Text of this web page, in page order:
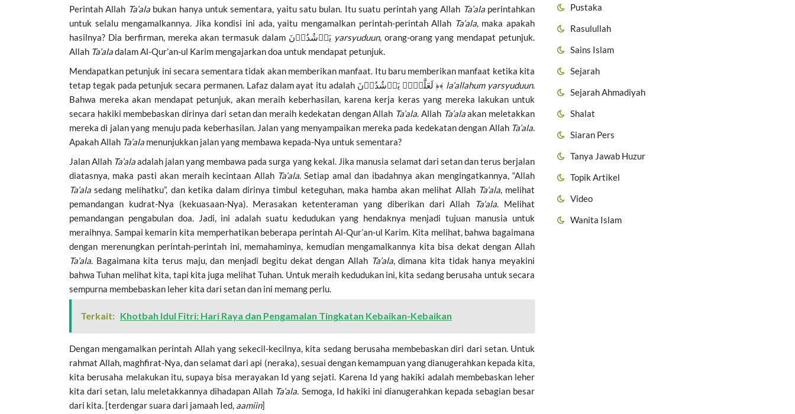
Pustaka
Rasulullah
Sains Islam
Sejarah
Sejarah Ahmadiyah
Shalat
Siaran Pers
Tanya Jawab Huzur
Topik Artikel
Video
Wanita Islam
Perintah Allah Ta’alabukan hanya untuk sementara, yaitu satu bulan. Itu suatu perintah yang Allah Ta’alaperintahkan
untuk selalu mengamalkannya. Jika kondisi ini ada, yaitu mengamalkan perintah-perintah Allah Ta’ala, maka apakah
hasilnya? Dia berfirman, mereka akan termasuk dalam یَرۡشُدُوۡنَ yarsyuduun, orang-orang yang mendapat petunjuk.
Allah Ta’aladalam Al-Qur’an-ul Karim mengajarkan doa untuk mendapat petunjuk.
Mendapatkan petunjuk ini secara sementara tidak akan memberikan manfaat. Itu baru memberikan manfaat ketika kita
tetap tegak pada petunjuk secara permanen. Lafaz dalam ayat itu adalah لَعَلَّہُمۡ یَرۡشُدُوۡنَ ﴿﴾ la’allahum yarsyuduun.
Bahwa mereka akan mendapat petunjuk, akan meraih keberhasilan, karena kerja keras yang mereka lakukan untuk
secara hakiki membebaskan dirinya dari setan dan meraih kedekatan dengan Allah Ta’ala. Allah Ta’alaakan meletakkan
mereka di jalan yang menuju pada keberhasilan. Jalan yang menyampaikan mereka pada kedekatan dengan Allah Ta’ala.
Apakah Allah Ta’ala menunjukkan jalan yang membawa kepada-Nya untuk sementara?
Jalan Allah Ta’alaadalah jalan yang membawa pada surga yang kekal. Jika manusia selamat dari setan dan terus berjalan
diatasnya, maka pasti akan meraih kecintaan Allah Ta’ala. Setiap amal dan ibadahnya akan mengingatkannya, “Allah
Ta’ala sedang melihatku”, dan ketika dalam dirinya timbul keteguhan, maka hamba akan melihat Allah Ta’ala, melihat
pemandangan kudrat-Nya (kekuasaan-Nya). Merasakan ketenteraman yang diberikan dari Allah Ta’ala. Melihat
pemandangan pengabulan doa. Jadi, ini adalah suatu kedudukan yang hendaknya menjadi tujuan manusia untuk
meraihnya. Sampai kemarin kita memperhatikan beberapa perintah Al-Qur’an-ul Karim. Kita melihat, bahwa bagaimana
dengan merenungkan perintah-perintah ini, memahaminya, kemudian mengamalkannya kita bisa dekat dengan Allah
Ta’ala. Bagaimana kita terus maju, dan menjadi begitu dekat dengan Allah Ta’ala, dimana kita tidak hanya meyakini
bahwa Tuhan melihat kita, tapi kita juga melihat Tuhan. Untuk meraih kedudukan ini, kita sedang berusaha untuk secara
sempurna membebaskan leher kita dari setan dan ini memang perlu.
Terkait: Khotbah Idul Fitri: Hari Raya dan Pengamalan Tingkatan Kebaikan-Kebaikan
Dengan mengamalkan perintah Allah yang sekecil-kecilnya, kita sedang berusaha membebaskan diri dari setan. Untuk
rahmat Allah, maghfirat-Nya, dan selamat dari api (neraka), sesuai dengan kemampuan yang dianugerahkan kepada kita,
kita berusaha melakukan itu, supaya bisa merayakan Id yang sejati. Karena Id yang hakiki adalah membebaskan leher
kita dari setan, lalu meletakkannya dihadapan Allah Ta’ala. Semoga, Id hakiki ini dianugerahkan kepada sebagian besar
dari kita. [terdengar suara dari jamaah Ied, aamiin]